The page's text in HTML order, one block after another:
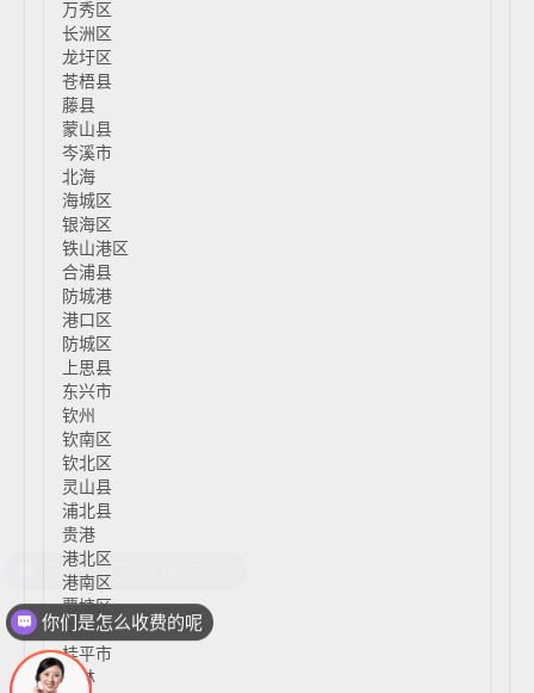
万秀区
长洲区
龙圩区
苍梧县
藤县
蒙山县
岑溪市
北海
海城区
银海区
铁山港区
合浦县
防城港
港口区
防城区
上思县
东兴市
钦州
钦南区
钦北区
灵山县
浦北县
贵港
港北区
港南区
覃塘区
平南县
桂平市
玉林
你们是怎么收费的呢